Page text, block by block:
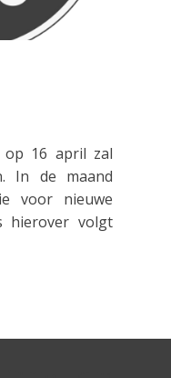
op 16 april zal
In de maand
voor nieuwe
hierover volgt